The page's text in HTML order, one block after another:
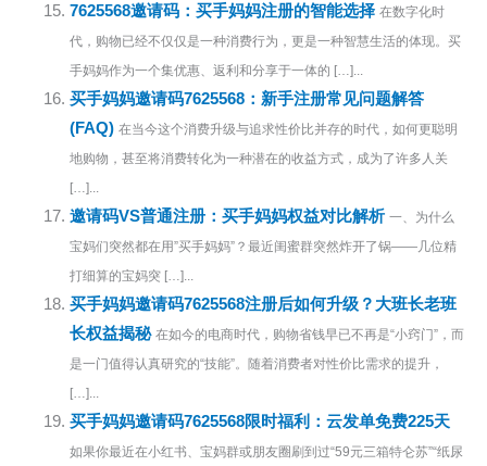
7625568邀请码：买手妈妈注册的智能选择 在数字化时
代，购物已经不仅仅是一种消费行为，更是一种智慧生活的体现。买
手妈妈作为一个集优惠、返利和分享于一体的 […]...
买手妈妈邀请码7625568：新手注册常见问题解答
(FAQ) 在当今这个消费升级与追求性价比并存的时代，如何更聪明
地购物，甚至将消费转化为一种潜在的收益方式，成为了许多人关
[…]...
邀请码VS普通注册：买手妈妈权益对比解析 一、为什么
宝妈们突然都在用”买手妈妈”？最近闺蜜群突然炸开了锅——几位精
打细算的宝妈突 […]...
买手妈妈邀请码7625568注册后如何升级？大班长老班
长权益揭秘 在如今的电商时代，购物省钱早已不再是“小窍门”，而
是一门值得认真研究的“技能”。随着消费者对性价比需求的提升，
[…]...
买手妈妈邀请码7625568限时福利：云发单免费225天
如果你最近在小红书、宝妈群或朋友圈刷到过“59元三箱特仑苏”“纸尿